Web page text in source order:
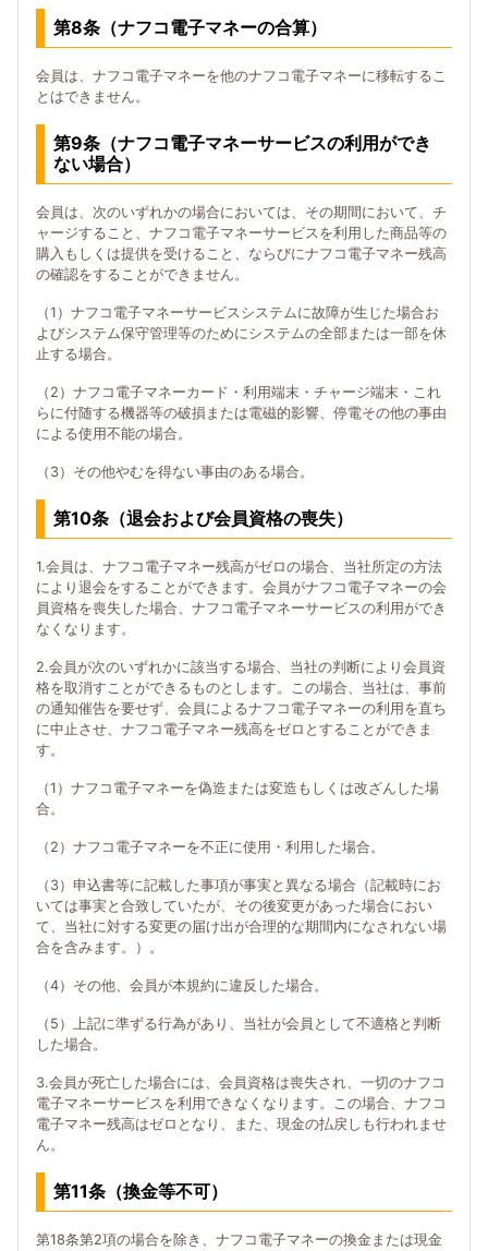
第8条（ナフコ電子マネーの合算）
会員は、ナフコ電子マネーを他のナフコ電子マネーに移転するこ
とはできません。
第9条（ナフコ電子マネーサービスの利用ができ
ない場合）
会員は、次のいずれかの場合においては、その期間において、チ
ャージすること、ナフコ電子マネーサービスを利用した商品等の
購入もしくは提供を受けること、ならびにナフコ電子マネー残高
の確認をすることができません。
（1）ナフコ電子マネーサービスシステムに故障が生じた場合お
よびシステム保守管理等のためにシステムの全部または一部を休
止する場合。
（2）ナフコ電子マネーカード・利用端末・チャージ端末・これ
らに付随する機器等の破損または電磁的影響、停電その他の事由
による使用不能の場合。
（3）その他やむを得ない事由のある場合。
第10条（退会および会員資格の喪失）
1.会員は、ナフコ電子マネー残高がゼロの場合、当社所定の方法
により退会をすることができます。会員がナフコ電子マネーの会
員資格を喪失した場合、ナフコ電子マネーサービスの利用ができ
なくなります。
2.会員が次のいずれかに該当する場合、当社の判断により会員資
格を取消すことができるものとします。この場合、当社は、事前
の通知催告を要せず、会員によるナフコ電子マネーの利用を直ち
に中止させ、ナフコ電子マネー残高をゼロとすることができま
す。
（1）ナフコ電子マネーを偽造または変造もしくは改ざんした場
合。
（2）ナフコ電子マネーを不正に使用・利用した場合。
（3）申込書等に記載した事項が事実と異なる場合（記載時にお
いては事実と合致していたが、その後変更があった場合におい
て、当社に対する変更の届け出が合理的な期間内になされない場
合を含みます。）。
（4）その他、会員が本規約に違反した場合。
（5）上記に準ずる行為があり、当社が会員として不適格と判断
した場合。
3.会員が死亡した場合には、会員資格は喪失され、一切のナフコ
電子マネーサービスを利用できなくなります。この場合、ナフコ
電子マネー残高はゼロとなり、また、現金の払戻しも行われませ
ん。
第11条（換金等不可）
第18条第2項の場合を除き、ナフコ電子マネーの換金または現金